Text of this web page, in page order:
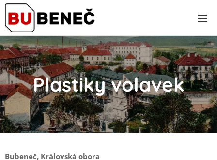
Plastiky volavek
Bubeneč, Královská obora